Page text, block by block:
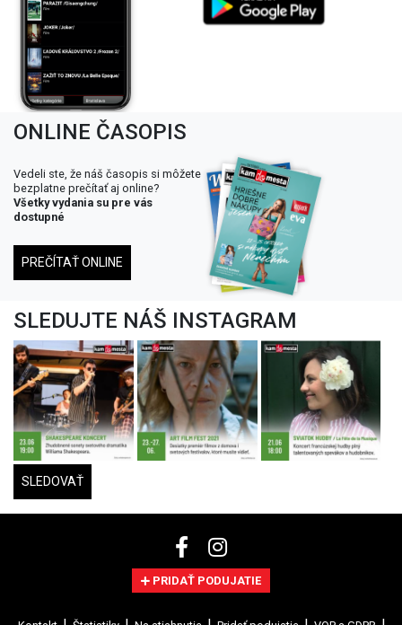
ONLINE ČASOPIS
Vedeli ste, že náš časopis si môžete
bezplatne prečítať aj online?
Všetky vydania su pre vás
dostupné
PREČÍTAŤ ONLINE
SLEDUJTE NÁŠ INSTAGRAM
SLEDOVAŤ
PRIDAŤ PODUJATIE